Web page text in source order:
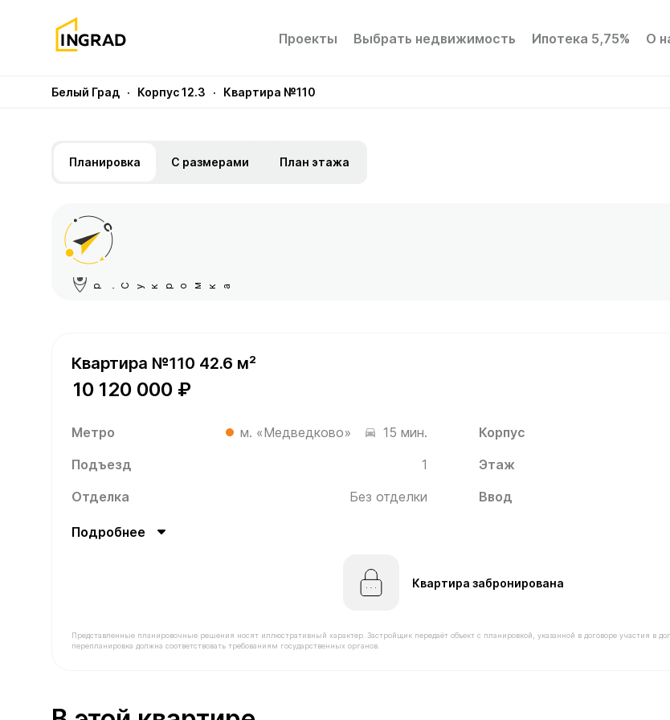
Проекты Выбрать недвижимость Ипотека 5,75% О
Белый Град · Корпус 12.3 · Квартира №110
Планировка С размерами План этажа
р Сукромка
Квартира №110 42.6 м²
10 120 000 ₽
Метро м. «Медведково» 15 мин. Корпус
Подъезд 1 Этаж
Отделка
Без отделки Ввод
Подробнее
Квартира забронирована
Представленные планировочные решения носят иллюстративный характер. Застройщик передаёт объект с планировкой, указанной в договоре участия в
перепланировка должна соответствовать требованиям государственных органов.